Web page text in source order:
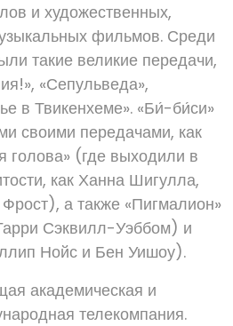
и художественных,
фильмов. Среди
такие великие передачи,
«Сепульведа»,
в Твикенхеме». «Би́-би́си»
своими передачами, как
голова» (где выходили в
как Ханна Шигулла,
а также «Пигмалион»
Сэквилл-Уэббом) и
Нойс и Бен Уишоу).
академическая и
телекомпания.